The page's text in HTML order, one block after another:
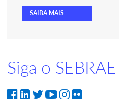
SAIBA MAIS
Siga o